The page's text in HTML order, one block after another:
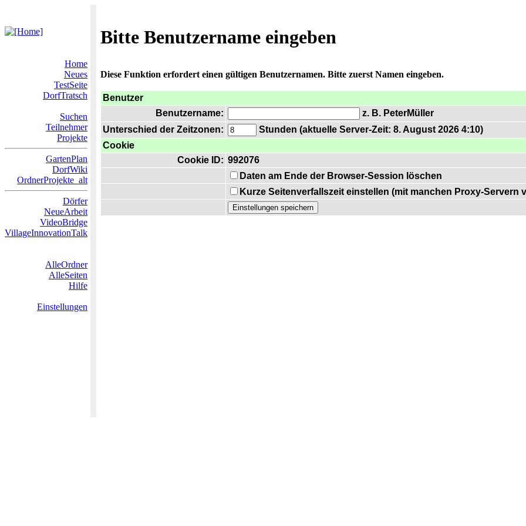
Bitte Benutzername eingeben
Home
Neues
TestSeite
DorfTratsch
Suchen
Teilnehmer
Projekte
GartenPlan
DorfWiki
OrdnerProjekte_alt
Dörfer
NeueArbeit
VideoBridge
VillageInnovationTalk
AlleOrdner
AlleSeiten
Hilfe
Einstellungen
Diese Funktion erfordert einen gültigen Benutzernamen. Bitte zuerst Namen eingeben.
Benutzer
Benutzername:
z. B. PeterMüller
Unterschied der Zeitzonen:
Stunden (aktuelle Server-Zeit: 8. August 2026 4:10)
Cookie
Cookie ID: 992076
Daten am Ende der Browser-Session löschen
Kurze Seitenverfallszeit einstellen (mit manchen Proxy-Servern